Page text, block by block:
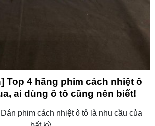
Top 4 hãng phim cách nhiệt ô
ai dùng ô tô cũng nên biết!
phim cách nhiệt ô tô là nhu cầu của